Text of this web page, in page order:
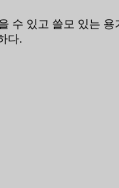
수 있고 쓸모 있는
다.